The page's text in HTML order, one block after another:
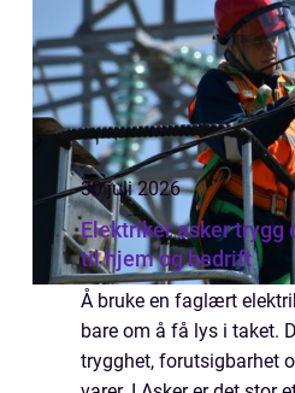
30 juli 2026
Elektriker asker trygg og moderne hjelp
til hjem og bedrift
Å bruke en faglært
bare om å få lys i taket.
trygghet, forutsigbarhet